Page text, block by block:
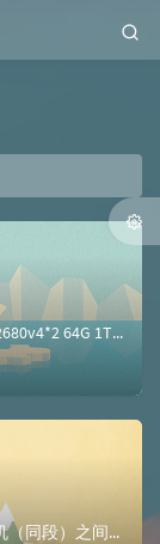
Win2022系统使用轻舟Hyper-v控制器安装环境2680v4*2 64G 1TSSD Win2022系统安装Hyper-V打开服务器管理器右上角的添...
通过telent登录交换机应用场景:两台物理交换机（同段）之间的telnet访问 SW2 可以 以AAA验证方式登录到SW1的VRP系统已经配置好了交换机...